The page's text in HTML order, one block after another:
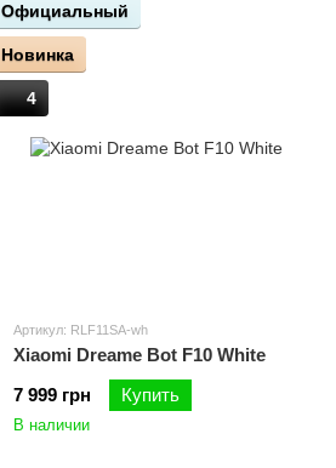
Официальный
Новинка
4
Артикул: RLF11SA-wh
Xiaomi Dreame Bot F10 White
7 999 грн
Купить
В наличии